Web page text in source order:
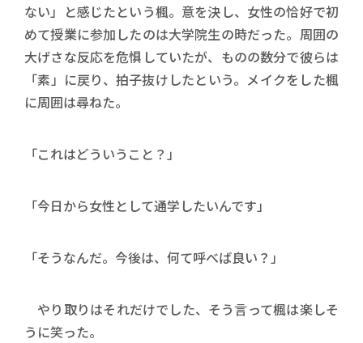
ない」と感じたという楓。意を決し、女性の恰好で初
めて授業に参加したのは大学院生の時だった。周囲の
大げさな反応を危惧していたが、ものの数分で彼らは
「素」に戻り、拍子抜けしたという。メイクをした楓
に周囲は尋ねた。
「これはどういうこと？」
「今日から女性として通学したいんです」
「そうなんだ。今後は、何て呼べば良い？」
やり取りはそれだけでした、そう言って楓は楽しそ
うに笑った。